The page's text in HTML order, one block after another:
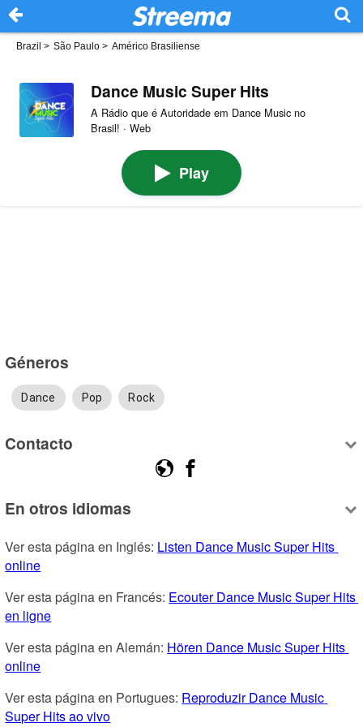
Brazil > São Paulo > Américo Brasiliense
Dance Music Super Hits
A Rádio que é Autoridade em Dance Music no
Brasil! · Web
Play
Géneros
Dance Pop Rock
Contacto
En otros idiomas
Ver esta página en Inglés: Listen Dance Music Super Hits
online
Ver esta página en Francés: Ecouter Dance Music Super Hits
en ligne
Ver esta página en Alemán: Hören Dance Music Super Hits
online
Ver esta página en Portugues: Reproduzir Dance Music
Super Hits ao vivo